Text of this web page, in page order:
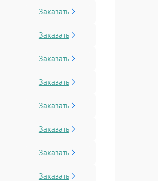
Заказать
Заказать
Заказать
Заказать
Заказать
Заказать
Заказать
Заказать